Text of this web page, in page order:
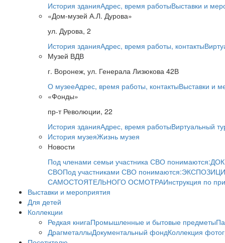
История зданияАдрес, время работыВыставки и
«Дом-музей А.Л. Дурова»
ул. Дурова, 2
История зданияАдрес, время работы, контакты
Музей ВДВ
г. Воронеж, ул. Генерала Лизюкова 42В
О музееАдрес, время работы, контактыВыставки и
«Фонды»
пр-т Революции, 22
История зданияАдрес, время работыВиртуальный
История музеяЖизнь музея
Новости
Под членами семьи участника СВО понимаются:
СВОПод участниками СВО понимаются:
САМОСТОЯТЕЛЬНОГО ОСМОТРАИнструкция по
Выставки и мероприятия
Для детей
Коллекции
Редкая книгаПромышленные и бытовые предметы
ДрагметаллыДокументальный фондКоллекция